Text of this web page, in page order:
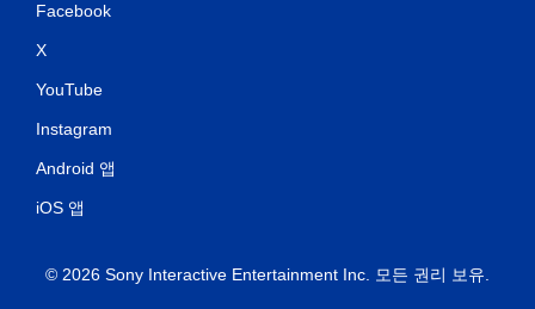
Facebook
X
YouTube
Instagram
Android 앱
iOS 앱
© 2026 Sony Interactive Entertainment Inc. 모든 권리 보유.